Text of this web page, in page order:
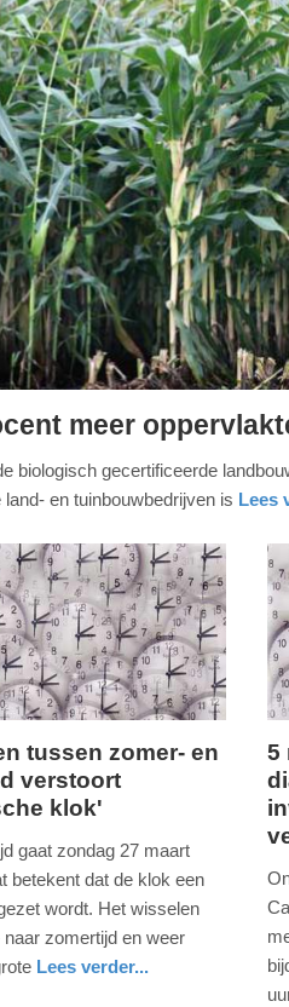
meer
biologisch gecertificeerde
land- en tuinbouwbedrijven is Lees
tussen zomer- en
verstoort
klok'
gaat zondag 27 maart
betekent dat de klok een
wordt. Het wisselen
zomertijd en weer
Lees verder...
-
5